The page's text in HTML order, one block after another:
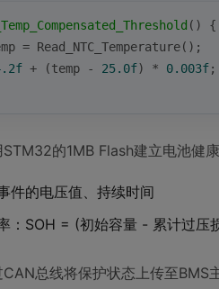
()
{
= Read_NTC_Temperature();
+ (temp - 25.0f) * 0.003f
STM32的1MB Flash建立电池健
件的电压值、持续时间
：SOH = (初始容量 - 累计过压
CAN总线将保护状态上传至BMS